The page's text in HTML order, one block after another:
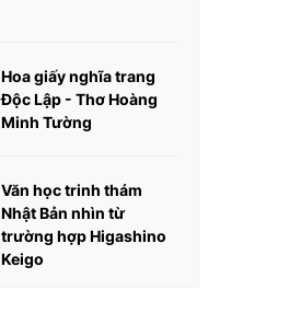
Hoa giấy nghĩa trang
Độc Lập - Thơ Hoàng
Minh Tường
Văn học trinh thám
Nhật Bản nhìn từ
trường hợp Higashino
Keigo